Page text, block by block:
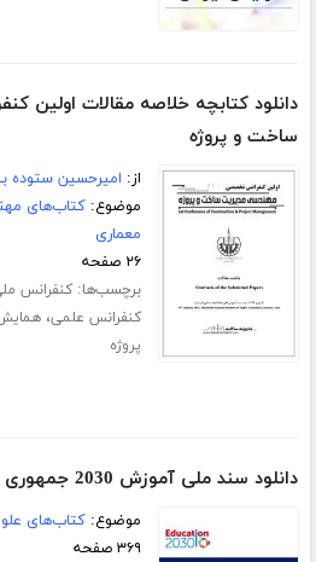
دانلود کتابچه خلاصه مقالات اولین
ساخت و پروژه
از: امیرحسین ستوده
موضوع:کتاب‌های
معماری
۲۶ صفحه
برچسب‌ها:کنفرانس
کنفرانس علمی،
پروژه
دانلود سند ملی آموزش 2030 جمهوری اسلامی ایران
موضوع:کتاب‌های
۳۶۹ صفحه